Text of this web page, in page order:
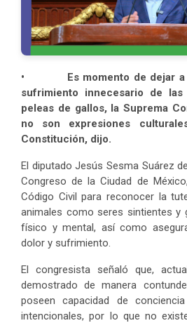
• Es momento de dejar a
sufrimiento innecesario de
peleas de gallos, la Suprema
no son expresiones
Constitución, dijo.
El diputado Jesús Sesma Suárez
Congreso de la Ciudad de
Código Civil para reconocer la
animales como seres sintientes y
físico y mental, así como
dolor y sufrimiento.
El congresista señaló que,
demostrado de manera
poseen capacidad de
intencionales, por lo que no